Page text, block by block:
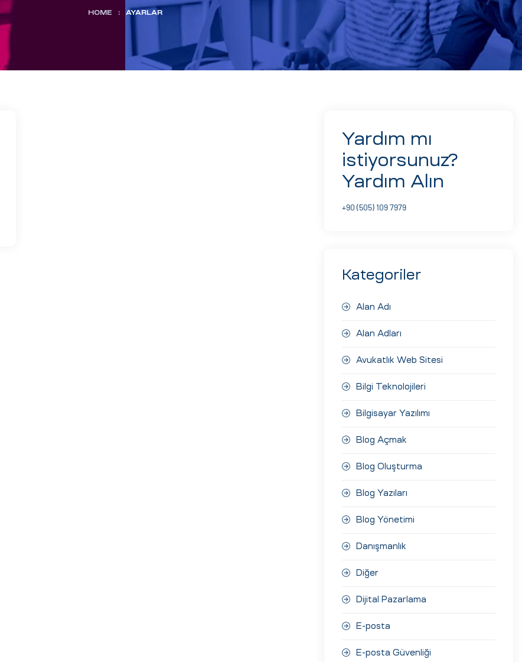
HOME : AYARLAR
Yardım mı
istiyorsunuz?
Yardım Alın
+90 (505) 109 7979
Kategoriler
Alan Adı
Alan Adları
Avukatlık Web Sitesi
Bilgi Teknolojileri
Bilgisayar Yazılımı
Blog Açmak
Blog Oluşturma
Blog Yazıları
Blog Yönetimi
Danışmanlık
Diğer
Dijital Pazarlama
E-posta
E-posta Güvenliği